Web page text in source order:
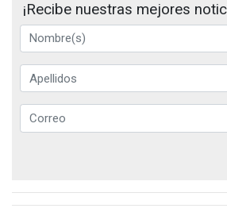
¡Recibe nuestras mejores